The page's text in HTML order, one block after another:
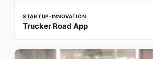
STARTUP-INNOVATION
Trucker Road App